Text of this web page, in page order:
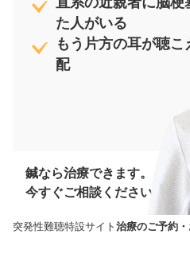
た人がいる
もう片方の耳が聴
配
鍼なら治療できます。
今すぐご相談ください！
突発性難聴特設サイト 治療のご予約